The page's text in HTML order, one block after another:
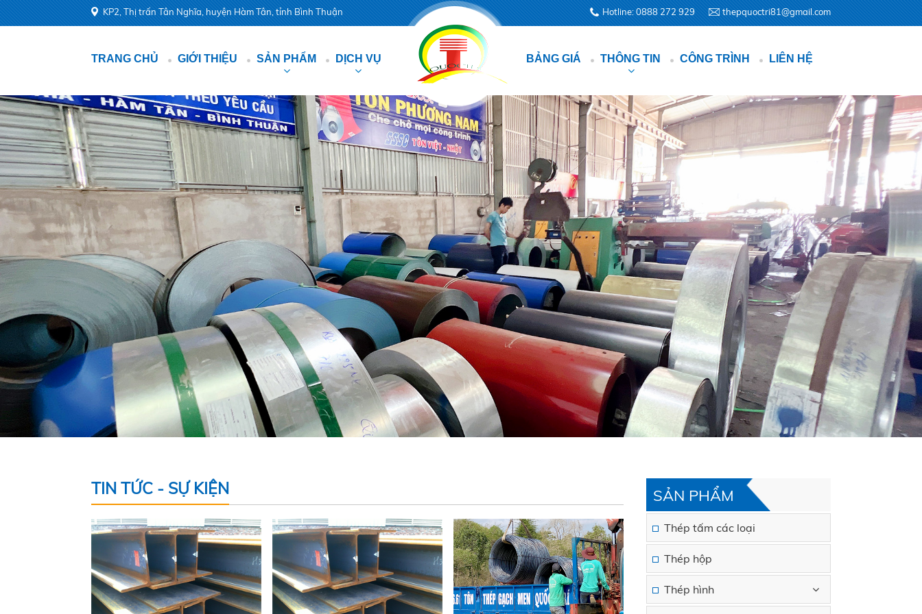
KP2, Thị trấn Tân Nghĩa, huyện Hàm Tân, tỉnh Bình Thuận thepquoctri81@gmail.com
Hotline: 0888 272 929
TRANG CHỦ GIỚI THIỆU SẢN PHẨM DỊCH VỤ BẢNG GIÁ THÔNG TIN CÔNG TRÌNH LIÊN HỆ
SẢN PHẨM
Thép tấm các loại
Thép hộp
Thép hình
TIN TỨC - SỰ KIỆN